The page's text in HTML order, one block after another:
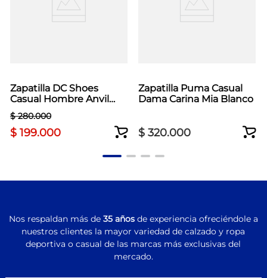
Zapatilla DC Shoes
Casual Hombre Anvil
Negro
$ 280.000
$ 199.000
Zapatilla Puma Casual
Dama Carina Mia Blanco
$ 320.000
Nos respaldan más de 35 añosde experiencia ofreciéndole a
nuestros clientes la mayor variedad de calzado y ropa
deportiva o casual de las marcas más exclusivas del
mercado.